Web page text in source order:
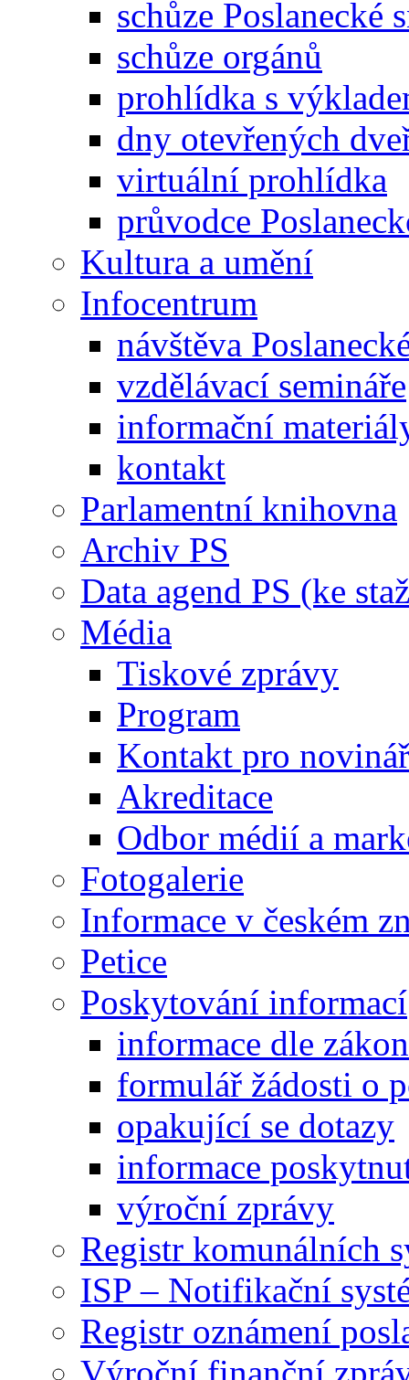
schůze Poslanecké
schůze orgánů
prohlídka s
dny otevřených
virtuální prohlídka
průvodce
Kultura a umění
Infocentrum
návštěva
vzdělávací semináře
informační
kontakt
Parlamentní knihovna
Archiv PS
Data agend PS (ke
Média
Tiskové zprávy
Program
Kontakt pro
Akreditace
Odbor médií a
Fotogalerie
Informace v českém
Petice
Poskytování informací
informace dle
formulář žádosti o
opakující se dotazy
informace
výroční zprávy
Registr komunálních
ISP – Notifikační
Registr oznámení